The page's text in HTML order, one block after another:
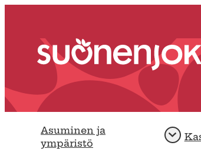
Etusivu
Asuminen ja
ympäristö
Avaa